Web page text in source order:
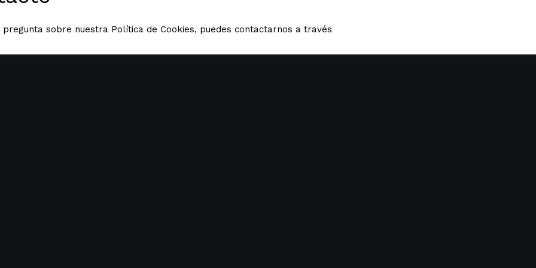
pregunta sobre nuestra Política de Cookies, puedes contactarnos a través